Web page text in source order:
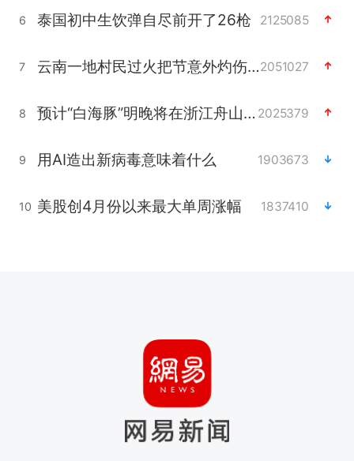
6 泰国初中生饮弹自尽前开了26枪 2125085
7 云南一地村民过火把节意外灼伤16人2051027
8 预计“白海豚”明晚将在浙江舟山到福建福鼎一带沿海登陆 2025379
9 用AI造出新病毒意味着什么 1903673
10 美股创4月份以来最大单周涨幅 1837410